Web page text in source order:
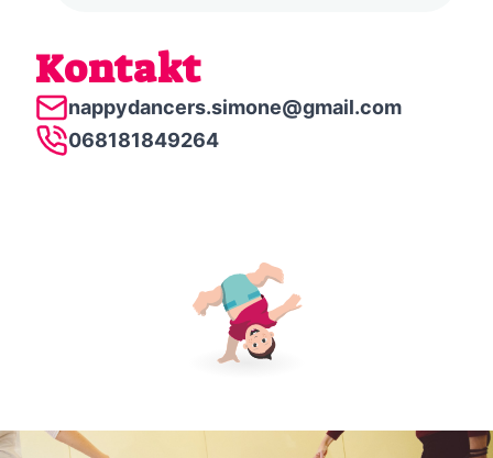
Kontakt
nappydancers.simone@gmail.com
068181849264